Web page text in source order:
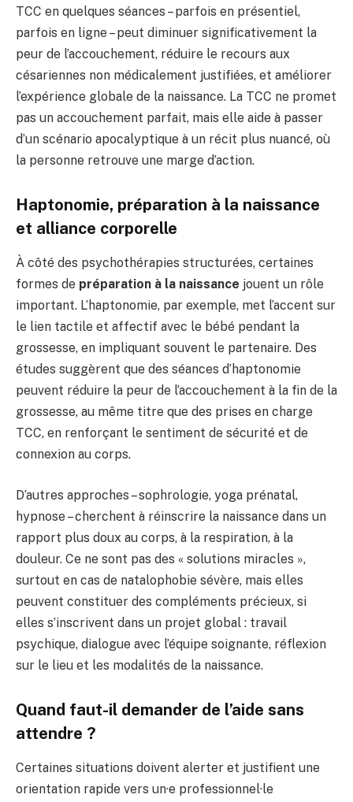
TCC en quelques séances – parfois en présentiel,
parfois en ligne – peut diminuer significativement la
peur de l’accouchement, réduire le recours aux
césariennes non médicalement justifiées, et améliorer
l’expérience globale de la naissance. La TCC ne promet
pas un accouchement parfait, mais elle aide à passer
d’un scénario apocalyptique à un récit plus nuancé, où
la personne retrouve une marge d’action.
Haptonomie, préparation à la naissance
et alliance corporelle
À côté des psychothérapies structurées, certaines
formes de préparation à la naissance jouent un rôle
important. L’haptonomie, par exemple, met l’accent sur
le lien tactile et affectif avec le bébé pendant la
grossesse, en impliquant souvent le partenaire. Des
études suggèrent que des séances d’haptonomie
peuvent réduire la peur de l’accouchement à la fin de la
grossesse, au même titre que des prises en charge
TCC, en renforçant le sentiment de sécurité et de
connexion au corps.
D’autres approches – sophrologie, yoga prénatal,
hypnose – cherchent à réinscrire la naissance dans un
rapport plus doux au corps, à la respiration, à la
douleur. Ce ne sont pas des « solutions miracles »,
surtout en cas de natalophobie sévère, mais elles
peuvent constituer des compléments précieux, si
elles s’inscrivent dans un projet global : travail
psychique, dialogue avec l’équipe soignante, réflexion
sur le lieu et les modalités de la naissance.
Quand faut-il demander de l’aide sans
attendre ?
Certaines situations doivent alerter et justifient une
orientation rapide vers un·e professionnel·le